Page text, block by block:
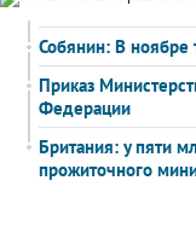
Собянин: В
Приказ
Федерации
Британия: у пяти
прожиточного